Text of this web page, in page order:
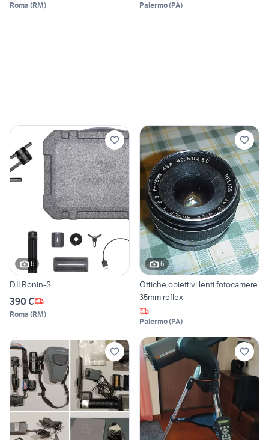
Roma (RM) Palermo(PA)
6
DJI Ronin-S
390 €
Roma (RM)
6
Ottiche obiettivi lenti fotocamere
35mm reflex
Palermo(PA)